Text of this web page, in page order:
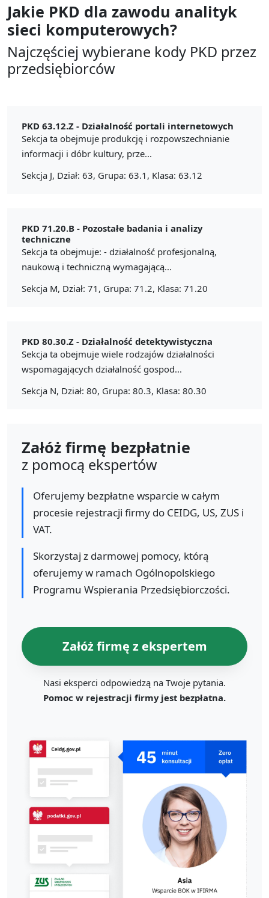
Jakie PKD dla zawodu analityk
sieci komputerowych?
Najczęściej wybierane kody PKD przez
przedsiębiorców
PKD 63.12.Z - Działalność portali internetowych
Sekcja ta obejmuje produkcję i rozpowszechnianie
informacji i dóbr kultury, prze...
Sekcja J, Dział: 63, Grupa: 63.1, Klasa: 63.12
PKD 71.20.B - Pozostałe badania i analizy
techniczne
Sekcja ta obejmuje: - działalność profesjonalną,
naukową i techniczną wymagającą...
Sekcja M, Dział: 71, Grupa: 71.2, Klasa: 71.20
PKD 80.30.Z - Działalność detektywistyczna
Sekcja ta obejmuje wiele rodzajów działalności
wspomagających działalność gospod...
Sekcja N, Dział: 80, Grupa: 80.3, Klasa: 80.30
Załóż firmę bezpłatnie
z pomocą ekspertów
Oferujemy bezpłatne wsparcie w całym
procesie rejestracji firmy do CEIDG, US, ZUS i
VAT.
Skorzystaj z darmowej pomocy, którą
oferujemy w ramach Ogólnopolskiego
Programu Wspierania Przedsiębiorczości.
Załóż firmę z ekspertem
Nasi eksperci odpowiedzą na Twoje pytania.
Pomoc w rejestracji firmy jest bezpłatna.